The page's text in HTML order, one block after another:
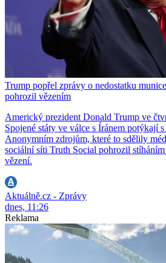
Trump popřel zprávy o nedostatku
pohrozil vězením
Americký prezident Donald Trump ve
Spojené státy ve válce s Íránem potýkají
Anonymním zdrojům, které to sdělily
sociální síti Truth Social pohrozil
vězení.
Aktuálně.cz - Zprávy
dnes, 11:26
Reklama